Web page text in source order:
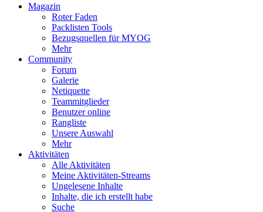
Magazin
Roter Faden
Packlisten Tools
Bezugsquellen für MYOG
Mehr
Community
Forum
Galerie
Netiquette
Teammitglieder
Benutzer online
Rangliste
Unsere Auswahl
Mehr
Aktivitäten
Alle Aktivitäten
Meine Aktivitäten-Streams
Ungelesene Inhalte
Inhalte, die ich erstellt habe
Suche